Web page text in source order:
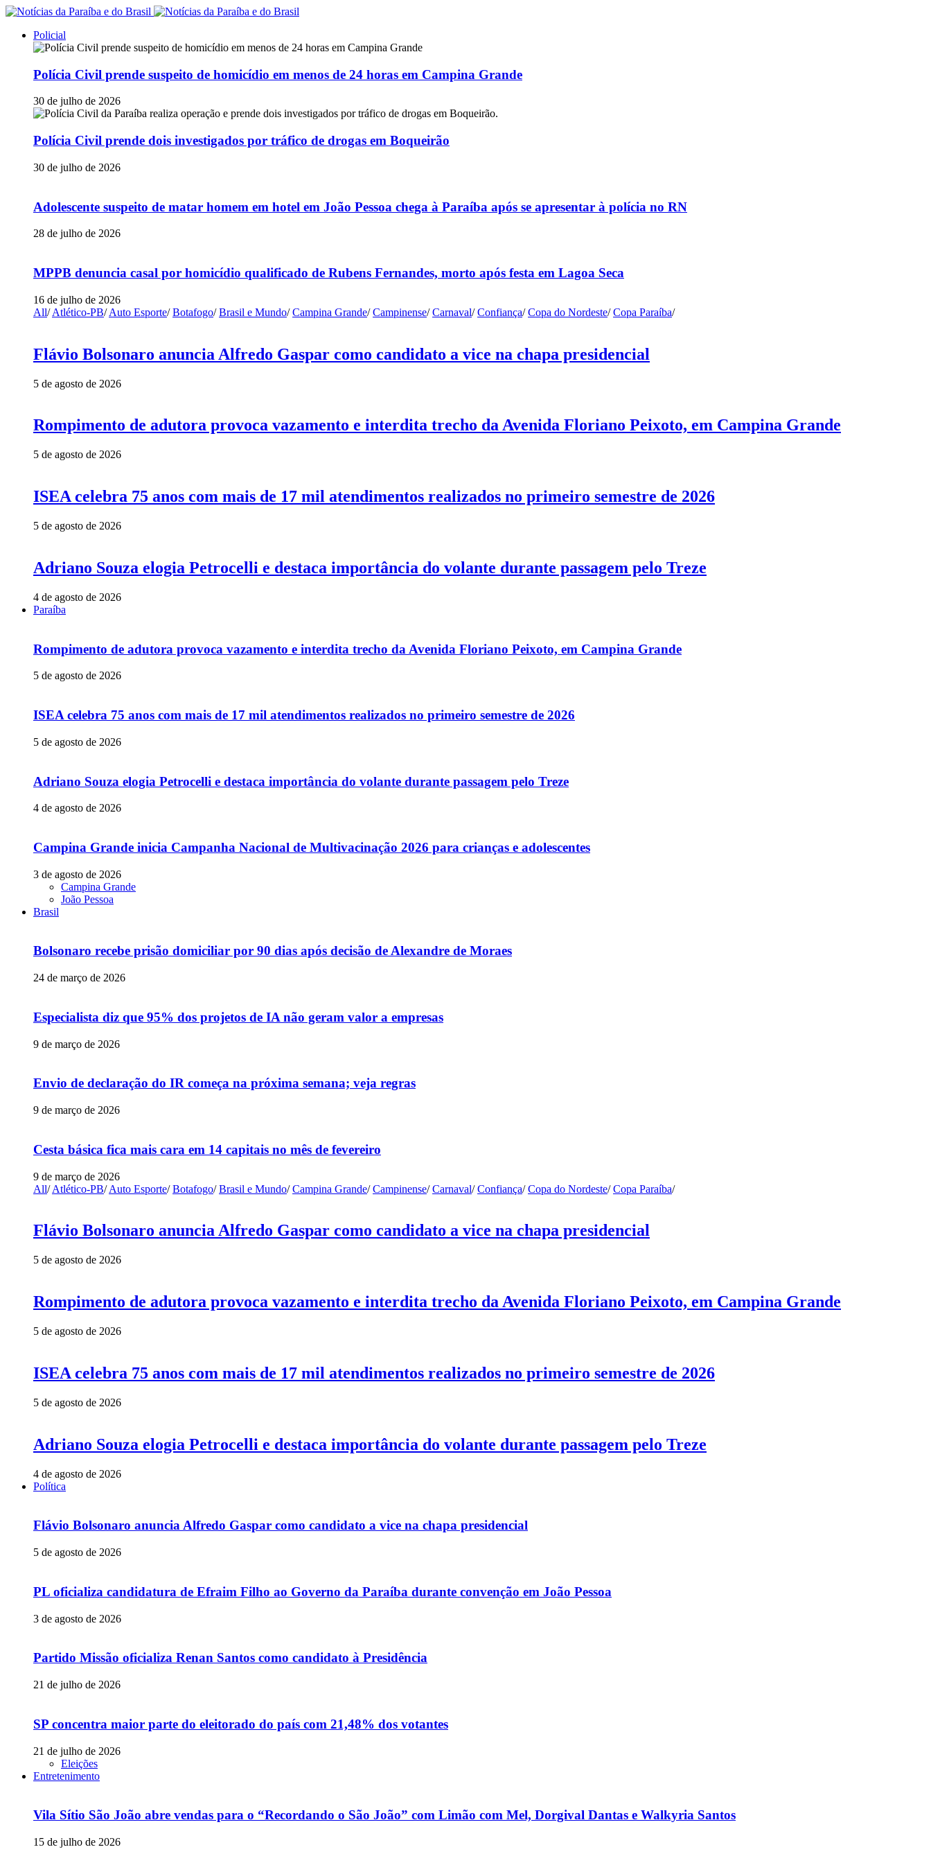
Policial
Polícia Civil prende suspeito de homicídio em menos de 24 horas em Campina Grande
30 de julho de 2026
Polícia Civil prende dois investigados por tráfico de drogas em Boqueirão
30 de julho de 2026
Adolescente suspeito de matar homem em hotel em João Pessoa chega à Paraíba após se apresentar à polícia no RN
28 de julho de 2026
MPPB denuncia casal por homicídio qualificado de Rubens Fernandes, morto após festa em Lagoa Seca
16 de julho de 2026
All/ Atlético-PB/ Auto Esporte/ Botafogo/ Brasil e Mundo/ Campina Grande/ Campinense/ Carnaval/ Confiança/ Copa do Nordeste/ Copa Paraíba/
Flávio Bolsonaro anuncia Alfredo Gaspar como candidato a vice na chapa presidencial
5 de agosto de 2026
Rompimento de adutora provoca vazamento e interdita trecho da Avenida Floriano Peixoto, em Campina Grande
5 de agosto de 2026
ISEA celebra 75 anos com mais de 17 mil atendimentos realizados no primeiro semestre de 2026
5 de agosto de 2026
Adriano Souza elogia Petrocelli e destaca importância do volante durante passagem pelo Treze
4 de agosto de 2026
Paraíba
Rompimento de adutora provoca vazamento e interdita trecho da Avenida Floriano Peixoto, em Campina Grande
5 de agosto de 2026
ISEA celebra 75 anos com mais de 17 mil atendimentos realizados no primeiro semestre de 2026
5 de agosto de 2026
Adriano Souza elogia Petrocelli e destaca importância do volante durante passagem pelo Treze
4 de agosto de 2026
Campina Grande inicia Campanha Nacional de Multivacinação 2026 para crianças e adolescentes
3 de agosto de 2026
Campina Grande
João Pessoa
Brasil
Bolsonaro recebe prisão domiciliar por 90 dias após decisão de Alexandre de Moraes
24 de março de 2026
Especialista diz que 95% dos projetos de IA não geram valor a empresas
9 de março de 2026
Envio de declaração do IR começa na próxima semana; veja regras
9 de março de 2026
Cesta básica fica mais cara em 14 capitais no mês de fevereiro
9 de março de 2026
All/ Atlético-PB/ Auto Esporte/ Botafogo/ Brasil e Mundo/ Campina Grande/ Campinense/ Carnaval/ Confiança/ Copa do Nordeste/ Copa Paraíba/
Flávio Bolsonaro anuncia Alfredo Gaspar como candidato a vice na chapa presidencial
5 de agosto de 2026
Rompimento de adutora provoca vazamento e interdita trecho da Avenida Floriano Peixoto, em Campina Grande
5 de agosto de 2026
ISEA celebra 75 anos com mais de 17 mil atendimentos realizados no primeiro semestre de 2026
5 de agosto de 2026
Adriano Souza elogia Petrocelli e destaca importância do volante durante passagem pelo Treze
4 de agosto de 2026
Política
Flávio Bolsonaro anuncia Alfredo Gaspar como candidato a vice na chapa presidencial
5 de agosto de 2026
PL oficializa candidatura de Efraim Filho ao Governo da Paraíba durante convenção em João Pessoa
3 de agosto de 2026
Partido Missão oficializa Renan Santos como candidato à Presidência
21 de julho de 2026
SP concentra maior parte do eleitorado do país com 21,48% dos votantes
21 de julho de 2026
Eleições
Entretenimento
Vila Sítio São João abre vendas para o “Recordando o São João” com Limão com Mel, Dorgival Dantas e Walkyria Santos
15 de julho de 2026